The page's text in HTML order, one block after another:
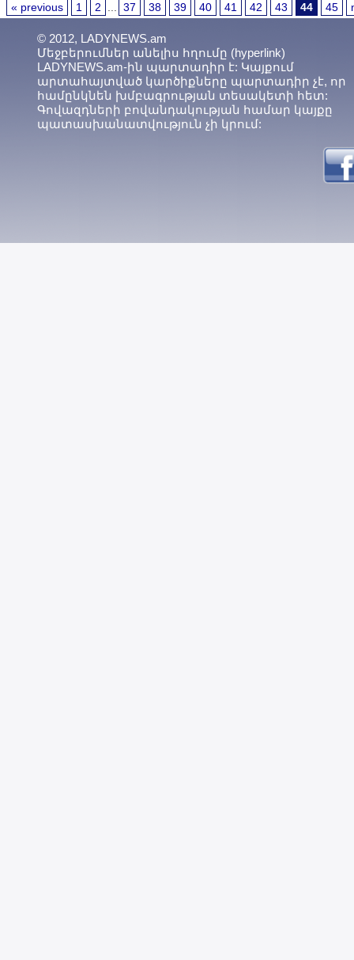
« previous 1 2 37 38 39 40 41 42 43 44 45
© 2012, LADYNEWS.am
Մեջբերումներ անելիս հղումը (hyperlink)
LADYNEWS.am-ին պարտադիր է: Կայքում
արտահայտված կարծիքները պարտադիր չէ, որ
համընկնեն խմբագրության տեսակետի հետ:
Գովազդների բովանդակության համար կայքը
պատասխանատվություն չի կրում: